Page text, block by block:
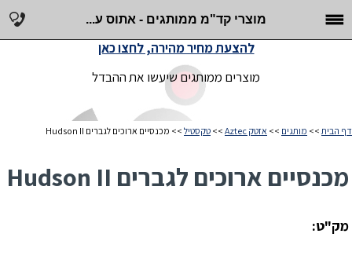
מוצרי קד"מ ממותגים - אתוס ע...
מוצרים ממותגים שיעשו את ההבדל
להצעת מחיר מהירה, לחצו כאן
דף הבית >> מותגים >> אזטק Aztec >> טקסטיל >> מכנסיים ארוכים לגברים Hudson II
מכנסיים ארוכים לגברים Hudson II
מק"ט: